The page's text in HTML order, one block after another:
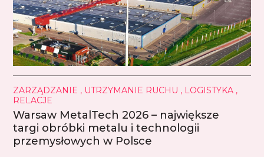
ZARZĄDZANIE , UTRZYMANIE RUCHU , LOGISTYKA ,
RELACJE
Warsaw MetalTech 2026 – największe
targi obróbki metalu i technologii
przemysłowych w Polsce